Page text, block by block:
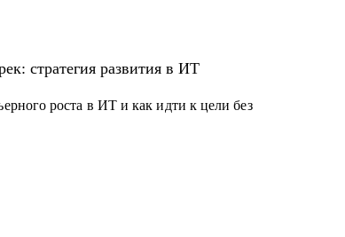
стратегия развития в ИТ
роста в ИТ и как идти к цели без